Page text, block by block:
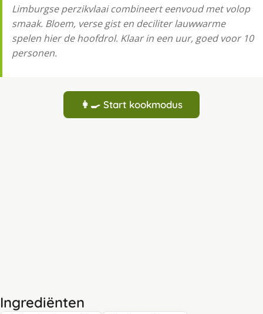
Limburgse perzikvlaai combineert eenvoud met volop
smaak. Bloem, verse gist en deciliter lauwwarme
spelen hier de hoofdrol. Klaar in een uur, goed voor 10
personen.
👩‍🍳 Start kookmodus
Ingrediënten